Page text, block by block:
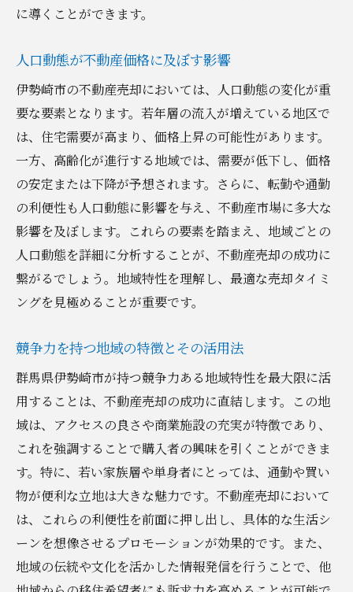
リノベーションが市場価値に与える影響
上
市場価値を高めるための小規模改善策
ポジティブな物件イメージ構築の方法
成功する不動産売却に必要な地域特性の徹底分
析
地域特性を理解するためのリサーチ方法
地域特性が購入者ニーズに与える影響
文化と伝統が不動産市場に及ぼす影響
地域独自の強みを売却戦略に活かす
地元コミュニティとの関係構築方法
伊勢崎市で不動産資産を最大化するための戦略
的アプローチ
資産価値を高めるための適切な投資
ポートフォリオの多様化とリスク管理
長期的視点での資産運用方法
市場変動に対応する柔軟な戦略
資産価値評価のための定期的な市場分析
不動産資産を守るための法的知識
に導くことができます。
人口動態が不動産価格に及ぼす影響
伊勢崎市の不動産売却においては、人口動態の変化が重
要な要素となります。若年層の流入が増えている地区で
は、住宅需要が高まり、価格上昇の可能性があります。
一方、高齢化が進行する地域では、需要が低下し、価格
の安定または下降が予想されます。さらに、転勤や通勤
の利便性も人口動態に影響を与え、不動産市場に多大な
影響を及ぼします。これらの要素を踏まえ、地域ごとの
人口動態を詳細に分析することが、不動産売却の成功に
繋がるでしょう。地域特性を理解し、最適な売却タイミ
ングを見極めることが重要です。
競争力を持つ地域の特徴とその活用法
群馬県伊勢崎市が持つ競争力ある地域特性を最大限に活
用することは、不動産売却の成功に直結します。この地
域は、アクセスの良さや商業施設の充実が特徴であり、
これを強調することで購入者の興味を引くことができま
す。特に、若い家族層や単身者にとっては、通勤や買い
物が便利な立地は大きな魅力です。不動産売却において
は、これらの利便性を前面に押し出し、具体的な生活シ
ーンを想像させるプロモーションが効果的です。また、
地域の伝統や文化を活かした情報発信を行うことで、他